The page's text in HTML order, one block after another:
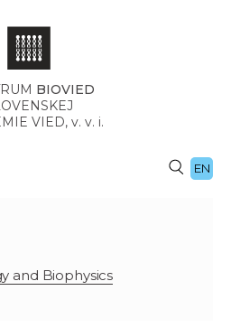
BIOVIED
VIED, v. v. i.
EN
and Biophysics